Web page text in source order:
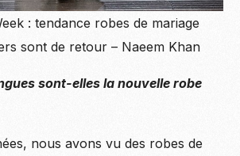
: tendance robes de mariage
sont de retour – Naeem Khan
sont-elles la nouvelle robe
nous avons vu des robes de